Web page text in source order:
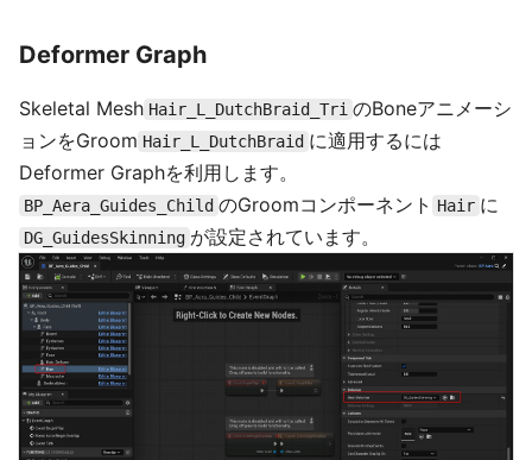
Deformer Graph
Skeletal Mesh Hair_L_DutchBraid_Tri のBoneアニメーシ
ョンをGroom Hair_L_DutchBraid に適用するには
Deformer Graphを利用します。
BP_Aera_Guides_Child のGroomコンポーネント Hair に
DG_GuidesSkinning が設定されています。